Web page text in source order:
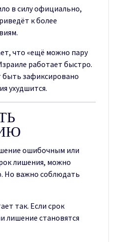
в силу официально,
к более
что «ещё можно пару
работает быстро.
зафиксировано
ухудшится.
ошибочным или
лишения, можно
Но важно соблюдать
так. Если срок
лишение становятся